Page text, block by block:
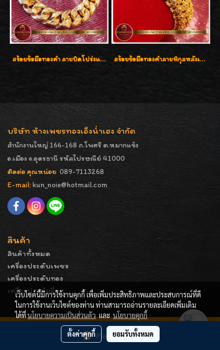
Message Us
สร้อยข้อมือทองคำ ลายบิดโปร่งแกะลาย ทองคำ 96.5% น้ำหนัก 5 บาท สวยค่ะ สร้อยข้อมือทองคำลายพิกุลหลังเต่า น้ำหนัก 86.6g ( 5.71 บาท ) หน้ากว้าง 20 มิล
บริษัท ห้างเพชรทองเอ็งน่ำเฮง จำกัด
สำนักงานใหญ่ 166-168 ถ.โพศรี ต.หมากแข้ง
อ.เมือง จ.อุดรธานี รหัสไปรษณีย์ 41000
ติดต่อ คุณหน่อย 089-7113268
E-mail: kun_noie@hotmail.com
สินค้า
สินค้าทั้งหมด
เครื่องประดับเพชร
เครื่องประดับทอง
เครื่องประดับอื่นๆ
COPYRIGHT - ENGNAMHENG | รูปภาพมีลิขสิทธิ์ ห้ามมิให้
ทำการคัดลอกหรือนำไปเผยแพร่ก่อนได้รับอนุญาต
เว็บไซต์นี้มีการใช้งานคุกกี้ เพื่อเพิ่มประสิทธิภาพและประสบการณ์ที่ดี
ในการใช้งานเว็บไซต์ของท่าน ท่านสามารถอ่านรายละเอียดเพิ่มเติม
ได้ที่นโยบายความเป็นส่วนตัวและนโยบายคุกกี้
ตั้งค่าคุกกี้ ยอมรับทั้งหมด